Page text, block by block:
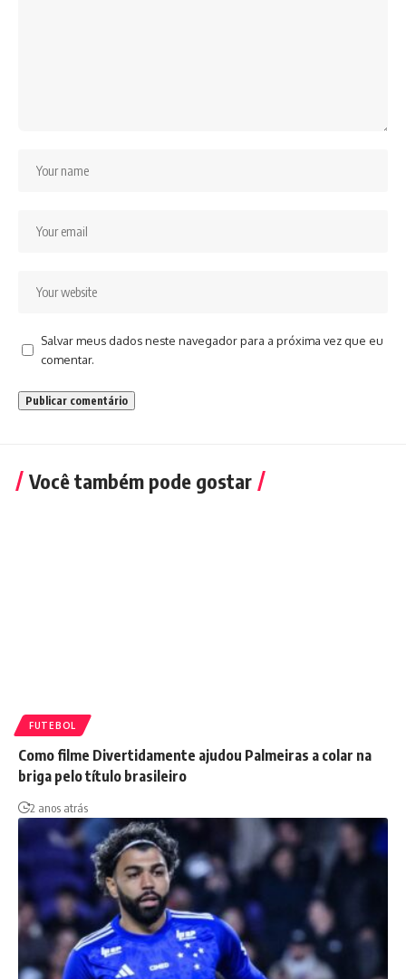
Salvar meus dados neste navegador para a próxima vez que eu
comentar.
Você também pode gostar
FUTEBOL
Como filme Divertidamente ajudou Palmeiras a colar na
briga pelo título brasileiro
2 anos atrás